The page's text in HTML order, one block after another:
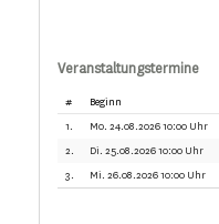
Veranstaltungstermine
# Beginn
1.
Mo. 24.08.2026 10:00 Uhr
2.
Di. 25.08.2026 10:00 Uhr
3.
Mi. 26.08.2026 10:00 Uhr